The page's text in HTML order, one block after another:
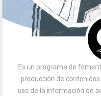
Es un programa de
producción de
uso de la información de